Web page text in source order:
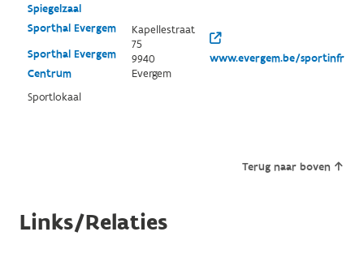
Spiegelzaal
Sporthal Evergem
Sporthal Evergem
Centrum
Sportlokaal
Kapellestraat
75
9940
Evergem
www.evergem.be/
Terug naar boven
Links/Relaties